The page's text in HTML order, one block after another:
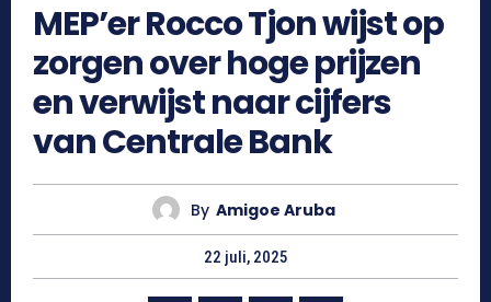
MEP’er Rocco Tjon wijst op
zorgen over hoge prijzen
en verwijst naar cijfers
van Centrale Bank
By Amigoe Aruba
22 juli, 2025